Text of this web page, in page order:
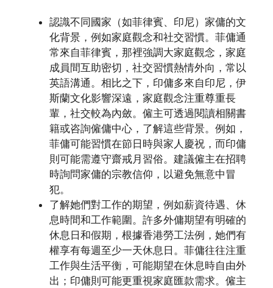
認識不同國家（如菲律賓、印尼）家傭的文
化背景，例如家庭觀念和社交習慣。菲傭通
常來自菲律賓，那裡強調大家庭觀念，家庭
成員間互助密切，社交習慣熱情外向，常以
英語溝通。相比之下，印傭多來自印尼，伊
斯蘭文化影響深遠，家庭觀念注重尊重長
輩，社交較為內斂。僱主可透過閱讀相關書
籍或咨詢僱傭中心，了解這些背景。例如，
菲傭可能習慣在節日時與家人慶祝，而印傭
則可能需遵守齋戒月習俗。建議僱主在招聘
時詢問家傭的宗教信仰，以避免無意中冒
犯。
了解她們對工作的期望，例如薪資待遇、休
息時間和工作範圍。許多外傭期望有明確的
休息日和假期，根據香港勞工法例，她們有
權享有每週至少一天休息日。菲傭往往注重
工作與生活平衡，可能期望在休息時自由外
出；印傭則可能更重視家庭匯款需求。僱主